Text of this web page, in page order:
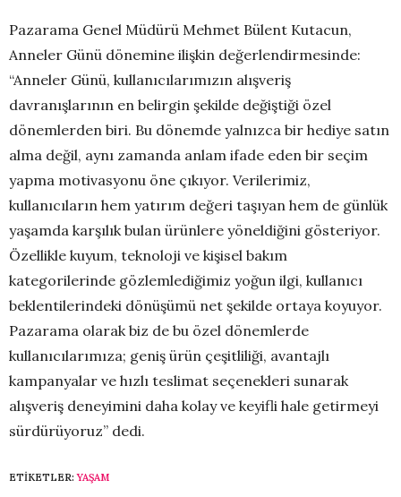
Pazarama Genel Müdürü Mehmet Bülent Kutacun,
Anneler Günü dönemine ilişkin değerlendirmesinde:
“Anneler Günü, kullanıcılarımızın alışveriş
davranışlarının en belirgin şekilde değiştiği özel
dönemlerden biri. Bu dönemde yalnızca bir hediye satın
alma değil, aynı zamanda anlam ifade eden bir seçim
yapma motivasyonu öne çıkıyor. Verilerimiz,
kullanıcıların hem yatırım değeri taşıyan hem de günlük
yaşamda karşılık bulan ürünlere yöneldiğini gösteriyor.
Özellikle kuyum, teknoloji ve kişisel bakım
kategorilerinde gözlemlediğimiz yoğun ilgi, kullanıcı
beklentilerindeki dönüşümü net şekilde ortaya koyuyor.
Pazarama olarak biz de bu özel dönemlerde
kullanıcılarımıza; geniş ürün çeşitliliği, avantajlı
kampanyalar ve hızlı teslimat seçenekleri sunarak
alışveriş deneyimini daha kolay ve keyifli hale getirmeyi
sürdürüyoruz” dedi.
ETIKETLER:YAŞAM